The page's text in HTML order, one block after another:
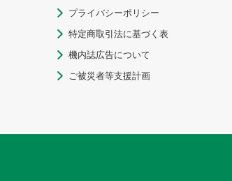
 プライバシーポリシー
 特定商取引法に基づく表
 機内誌広告について
 ご被災者等支援計画